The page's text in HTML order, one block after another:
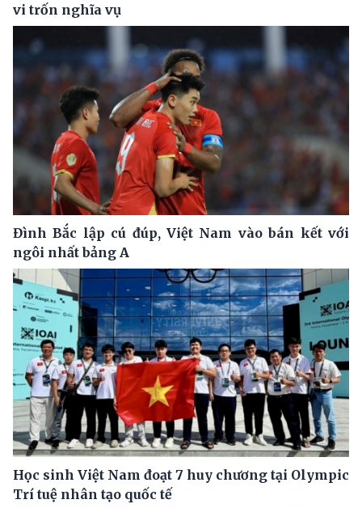
vi trốn nghĩa vụ
Đình Bắc lập cú đúp, Việt Nam vào bán kết với
ngôi nhất bảng A
Học sinh Việt Nam đoạt 7 huy chương tại Olympic
Trí tuệ nhân tạo quốc tế